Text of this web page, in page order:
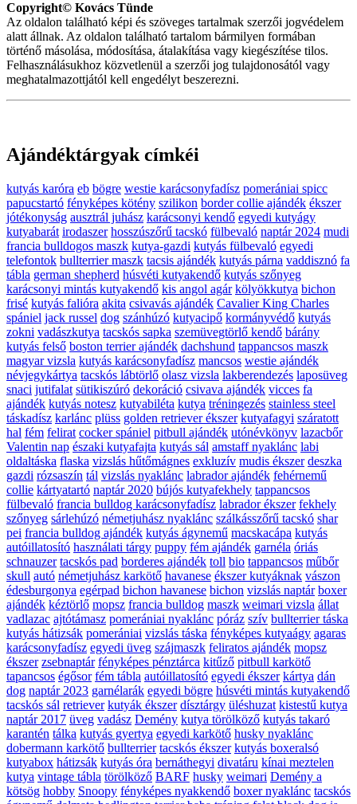
Copyright© Kovács Tünde
Az oldalon található képi és szöveges tartalmak szerzői jogvédelem
alatt állnak. Az oldalon található tartalom bármilyen formában
történő másolása, módosítása, átalakítása vagy kiegészítése tilos.
Felhasználásukhoz közvetlenül a szerzői jog tulajdonosától vagy
meghatalmazottjától kell engedélyt beszerezni.
Ajándéktárgyak címkéi
kutyás karóra eb bögre westie karácsonyfadísz pomerániai spicc
papucstartó fényképes kötény szilikon border collie ajándék ékszer
jótékonyság ausztrál juhász karácsonyi kendő egyedi kutyágy
kutyabarát irodaszer hosszúszőrű tacskó fülbevaló naptár 2024 mudi
francia bulldogos maszk kutya-gazdi kutyás fülbevaló egyedi
telefontok bullterrier maszk tacsis ajándék kutyás párna vaddisznó fa
tábla german shepherd húsvéti kutyakendő kutyás szőnyeg
karácsonyi mintás kutyakendő kis angol agár kölyökkutya bichon
frisé kutyás falióra akita csivavás ajándék Cavalier King Charles
spániel jack russel dog szánhúzó kutyacipő kormányvédő kutyás
zokni vadászkutya tacskós sapka szemüvegtörlő kendő bárány
kutyás felső boston terrier ajándék dachshund tappancsos maszk
magyar vizsla kutyás karácsonyfadísz mancsos westie ajándék
névjegykártya tacskós lábtörlő olasz vizsla lakberendezés laposüveg
snaci jutifalat sütikiszúró dekoráció csivava ajándék vicces fa
ajándék kutyás notesz kutyabiléta kutya tréningezés stainless steel
táskadísz karlánc plüss golden retriever ékszer kutyafagyi száratott
hal fém felirat cocker spániel pitbull ajándék utónévkönyv lazacbőr
Valentin nap északi kutyafajta kutyás sál amstaff nyaklánc labi
oldaltáska flaska vizslás hűtőmágnes exkluzív mudis ékszer deszka
gazdi rózsaszín tál vizslás nyaklánc labrador ajándék fehérnemű
collie kártyatartó naptár 2020 bújós kutyafekhely tappancsos
fülbevaló francia bulldog karácsonyfadísz labrador ékszer fekhely
szőnyeg sárlehúzó németjuhász nyaklánc szálkásszőrű tacskó shar
pei francia bulldog ajándék kutyás ágynemű macskacápa kutyás
autóillatosító használati tárgy puppy fém ajándék garnéla óriás
schnauzer tacskós pad borderes ajándék toll bio tappancsos műbőr
skull autó németjuhász karkötő havanese ékszer kutyáknak vászon
édesburgonya egérpad bichon havanese bichon vizslás naptár boxer
ajándék kéztörlő mopsz francia bulldog maszk weimari vizsla állat
vadlazac ajtótámasz pomerániai nyaklánc póráz szív bullterrier táska
kutyás hátizsák pomerániai vizslás táska fényképes kutyaágy agaras
karácsonyfadísz egyedi üveg szájmaszk feliratos ajándék mopsz
ékszer zsebnaptár fényképes pénztárca kitűző pitbull karkötő
tapancsos égősor fém tábla autóillatosító egyedi ékszer kártya dán
dog naptár 2023 garnélarák egyedi bögre húsvéti mintás kutyakendő
tacskós sál retriever kutyák ékszer dísztárgy üléshuzat kistestű kutya
naptár 2017 üveg vadász Demény kutya törölköző kutyás takaró
karantén tálka kutyás gyertya egyedi karkötő husky nyaklánc
dobermann karkötő bullterrier tacskós ékszer kutyás boxeralsó
kutyabox hátizsák kutyás óra bernáthegyi divatáru kínai meztelen
kutya vintage tábla törölköző BARF husky weimari Demény a
kötsög hobby Snoopy fényképes nyakkendő boxer nyaklánc tacskós